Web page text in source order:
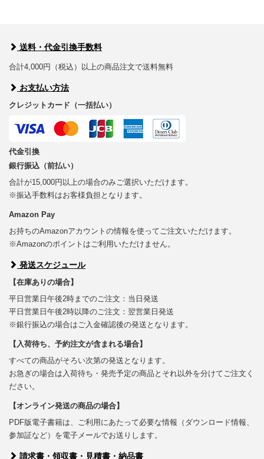
送料・代金引換手数料
合計4,000円（税込）以上の商品注文で送料無料
お支払い方法
クレジットカード（一括払い）
代金引換
銀行振込（前払い）
合計が15,000円以上の場合のみご選択いただけます。
※振込手数料はお客様負担となります。
Amazon Pay
お持ちのAmazonアカウントの情報を使ってご注文いただけます。
※Amazonのポイントはご利用いただけません。
発送スケジュール
【在庫ありの場合】
平日営業日午後2時までのご注文：当日発送
平日営業日午後2時以降のご注文：翌営業日発送
※銀行振込の場合はご入金確認後の発送となります。
【入荷待ち、予約注文が含まれる場合】
すべての商品がそろい次第の発送となります。
お急ぎの場合は入荷待ち・発売予定の商品とそれ以外を分けてご注文く
ださい。
【オンライン発送の商品の場合】
PDF版電子書籍は、ご利用にあたって必要な情報（ダウンロード情報、
参加証など）を電子メールでお送りします。
請求書・領収書・見積書・納品書